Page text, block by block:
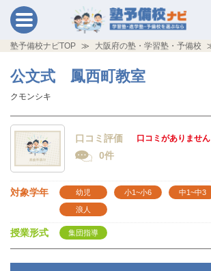
塾予備校ナビTOP 大阪府の塾・学習塾・予備校
公文式 鳳西町教室
クモンシキ
口コミ評価 口コミがありません
0件
対象学年 幼児 小1~小6 中1~中3
浪人
授業形式 集団指導